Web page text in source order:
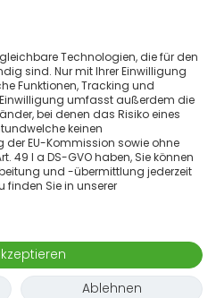
Technologien, die für den
sind. Nur mit Ihrer Einwilligung
Funktionen, Tracking und
umfasst außerdem die
bei denen das Risiko eines
keinen
EU-Kommission sowie ohne
49 I a DS-GVO haben, Sie können
und -übermittlung jederzeit
finden Sie in unserer
Ablehnen